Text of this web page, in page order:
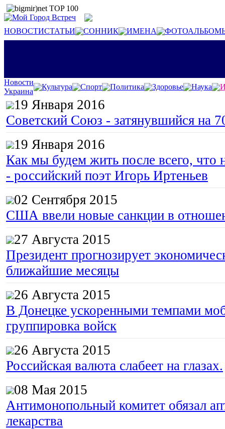
НОВОСТИСТАТЬИ СОННИК ИМЕНА
Новости
Украина
Культура Спорт Политика Здоровье Наука
19 Января 2016
Советский Союз - затянувшийся на
19 Января 2016
Как мы будем жить после всего, что
- российский поэт Игорь Иртеньев
02 Сентября 2015
США ввели новые санкции в
27 Августа 2015
Президент прогнозирует
ближайшие месяцы
26 Августа 2015
В Донецке ускоренными темпами
группировка войск
26 Августа 2015
Российская валюта слабеет на глазах.
08 Мая 2015
Антимонопольный комитет обязал
лекарства